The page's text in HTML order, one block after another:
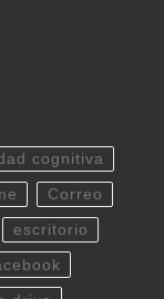
cognitiva
Correo
escritorio